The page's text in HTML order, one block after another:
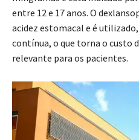
entre 12 e 17 anos. O
acidez estomacal e é
contínua, o que torna o
relevante para os pacientes.